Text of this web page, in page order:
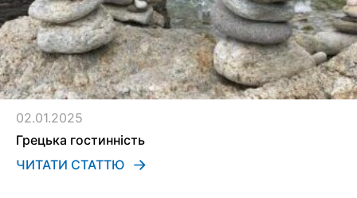
02.01.2025
Грецька гостинність
ЧИТАТИ СТАТТЮ